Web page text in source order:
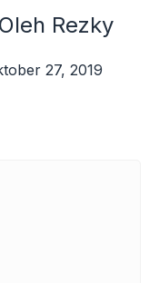
Rezky
27, 2019